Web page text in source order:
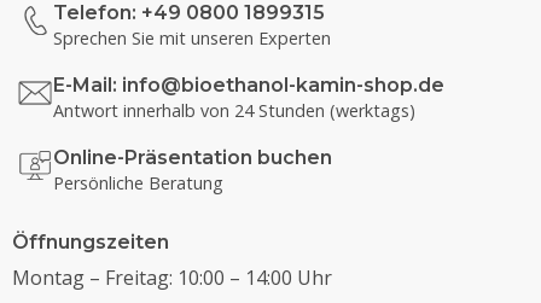
Telefon: +49 0800 1899315
Sprechen Sie mit unseren Experten
E-Mail: info@bioethanol-kamin-shop.de
Antwort innerhalb von 24 Stunden (werktags)
Online-Präsentation buchen
Persönliche Beratung
Öffnungszeiten
Montag – Freitag: 10:00 – 14:00 Uhr